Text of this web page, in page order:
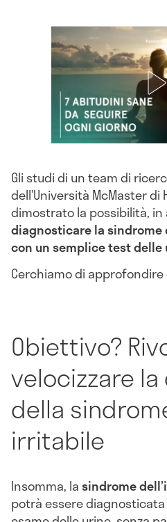
Gli studi di un team di
dell’Università McMaster
dimostrato la possibilità, in
diagnosticare la
con un semplice test delle
Cerchiamo di approfondire
Obiettivo?
velocizzare
della
irritabile
Insomma, lasindrome
potrà essere